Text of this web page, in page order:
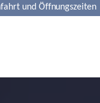
und Öffnungszeiten